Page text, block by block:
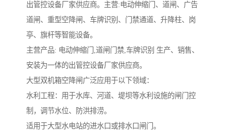
出管控设备厂家供应商。主营:电动伸缩门、道闸、广告
道闸、重型空降闸、车牌识别、门禁通道、升降柱、岗
亭、旗杆等智能设备。
主营产品: 电动伸缩门,道闸门禁,车牌识别 生产、销售、
安装为一体的出管控设备厂家供应商。
大型双机箱空降闸广泛应用于以下领域：
水利工程：用于水库、河道、堤坝等水利设施的闸门控
制，调节水位、防洪排涝。
适用于大型水电站的进水口或排水口闸门。